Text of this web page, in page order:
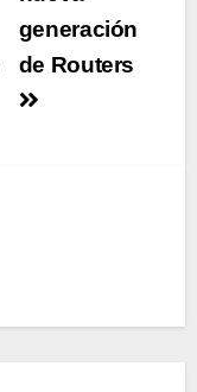
generación
de Routers